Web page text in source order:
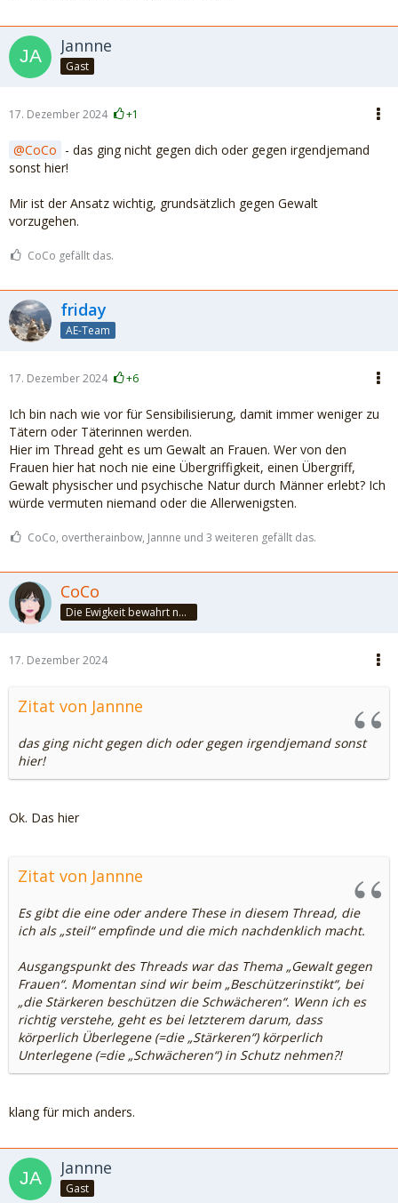
Jannne
Gast
17. Dezember 2024 +1
CoCo - das ging nicht gegen dich oder gegen irgendjemand
sonst hier!
Mir ist der Ansatz wichtig, grundsätzlich gegen Gewalt
vorzugehen.
CoCo gefällt das.
friday
AE-Team
17. Dezember 2024 +6
Ich bin nach wie vor für Sensibilisierung, damit immer weniger zu
Tätern oder Täterinnen werden.
Hier im Thread geht es um Gewalt an Frauen. Wer von den
Frauen hier hat noch nie eine Übergriffigkeit, einen Übergriff,
Gewalt physischer und psychische Natur durch Männer erlebt? Ich
würde vermuten niemand oder die Allerwenigsten.
CoCo, overtherainbow, Jannne und 3 weiteren gefällt das.
CoCo
Die Ewigkeit bewahrt nur die Liebe, weil sie von gleicher Natur ist. ~Khalil Gibran~
17. Dezember 2024
Zitat von Jannne
das ging nicht gegen dich oder gegen irgendjemand sonst
hier!
Ok. Das hier
Zitat von Jannne
Es gibt die eine oder andere These in diesem Thread, die
ich als „steil“ empfinde und die mich nachdenklich macht.
Ausgangspunkt des Threads war das Thema „Gewalt gegen
Frauen“. Momentan sind wir beim „Beschützerinstikt“, bei
„die Stärkeren beschützen die Schwächeren“. Wenn ich es
richtig verstehe, geht es bei letzterem darum, dass
körperlich Überlegene (=die „Stärkeren“) körperlich
Unterlegene (=die „Schwächeren“) in Schutz nehmen?!
klang für mich anders.
Jannne
Gast